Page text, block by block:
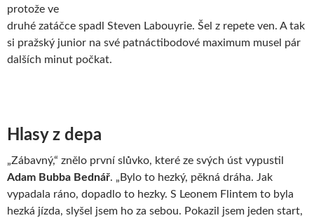
protože ve
druhé zatáčce spadl Steven Labouyrie. Šel z repete ven. A tak
si pražský junior na své patnáctibodové maximum musel pár
dalších minut počkat.
Hlasy z depa
„Zábavný,“ znělo první slůvko, které ze svých úst vypustil
Adam Bubba Bednář. „Bylo to hezký, pěkná dráha. Jak
vypadala ráno, dopadlo to hezky. S Leonem Flintem to byla
hezká jízda, slyšel jsem ho za sebou. Pokazil jsem jeden start,